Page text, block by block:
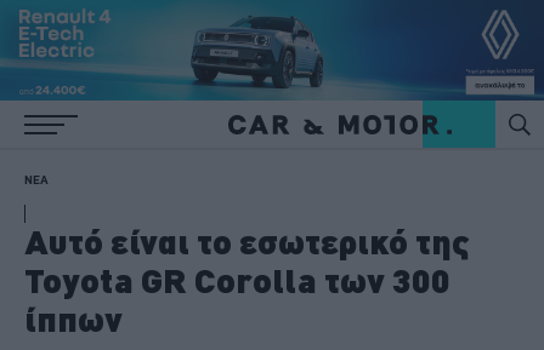
ΝΕΑ
Αυτό είναι το εσωτερικό της
Toyota GR Corolla των 300
ίππων